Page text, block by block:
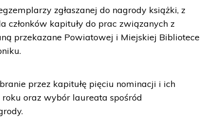
zgłaszanej do nagrody książki, z
członków kapituły do prac związanych z
przekazane Powiatowej i Miejskiej Bibliotece
przez kapitułę pięciu nominacji i ich
oraz wybór laureata spośród